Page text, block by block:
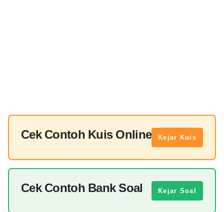
Cek Contoh Kuis Online Kejar Kuis
Cek Contoh Bank Soal Kejar Soal